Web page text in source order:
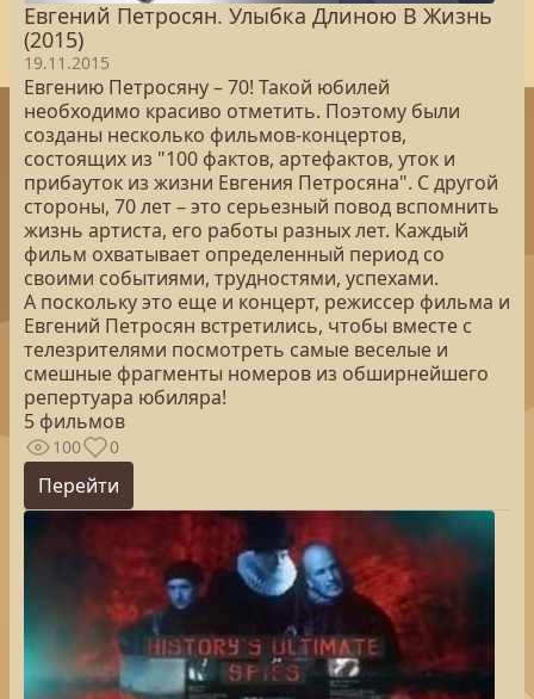
Евгений Петросян. Улыбка Длиною В Жизнь
(2015)
19.11.2015
Евгению Петросяну – 70! Такой юбилей
необходимо красиво отметить. Поэтому были
созданы несколько фильмов-концертов,
состоящих из "100 фактов, артефактов, уток и
прибауток из жизни Евгения Петросяна". С другой
стороны, 70 лет – это серьезный повод вспомнить
жизнь артиста, его работы разных лет. Каждый
фильм охватывает определенный период со
своими событиями, трудностями, успехами.
А поскольку это еще и концерт, режиссер фильма и
Евгений Петросян встретились, чтобы вместе с
телезрителями посмотреть самые веселые и
смешные фрагменты номеров из обширнейшего
репертуара юбиляра!
5 фильмов
100 0
Перейти